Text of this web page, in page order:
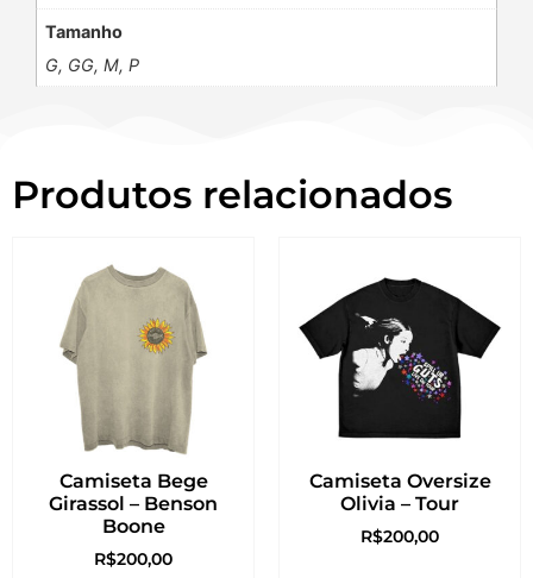
Tamanho
G, GG, M, P
Produtos relacionados
Camiseta Bege
Girassol – Benson
Boone
R$200,00
Camiseta Oversize
Olivia – Tour
R$200,00